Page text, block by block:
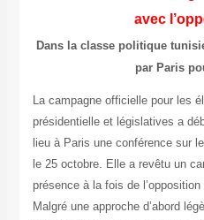
avec
Dans la classe politique
par Paris
La campagne officielle pour les
présidentielle et législatives a
lieu à Paris une conférence sur
le 25 octobre. Elle a revêtu un
présence à la fois de
Malgré une approche d’abord